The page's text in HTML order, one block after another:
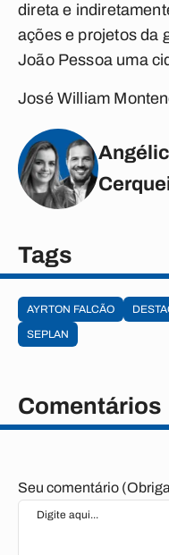
direta e
ações e projetos da
João Pessoa uma
José William
Tags
AYRTON FALCÃO
SEPLAN
Comentários
Seu comentário